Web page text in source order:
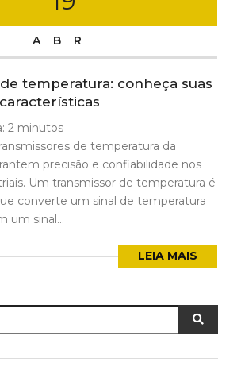
ABR
temperatura: conheça suas
2 minutos
de temperatura da
precisão e confiabilidade nos
Um transmissor de temperatura é
converte um sinal de temperatura
um sinal...
LEIA MAIS